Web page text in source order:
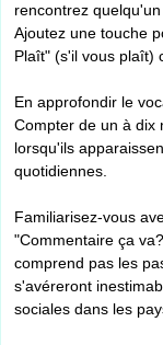
rencontrez
Ajoutez une touche
Plaît" (s'il vous plaît)
En approfondir le
Compter de un à dix
lorsqu'ils
quotidiennes.
Familiarisez-vous
"Commentaire ça
comprend pas les
s'avéreront
sociales dans les